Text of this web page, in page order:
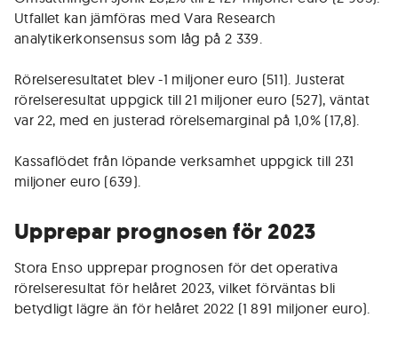
Utfallet kan jämföras med Vara Research
analytikerkonsensus som låg på 2 339.
Rörelseresultatet blev -1 miljoner euro (511). Justerat
rörelseresultat uppgick till 21 miljoner euro (527), väntat
var 22, med en justerad rörelsemarginal på 1,0% (17,8).
Kassaflödet från löpande verksamhet uppgick till 231
miljoner euro (639).
Upprepar prognosen för 2023
Stora Enso upprepar prognosen för det operativa
rörelseresultat för helåret 2023, vilket förväntas bli
betydligt lägre än för helåret 2022 (1 891 miljoner euro).